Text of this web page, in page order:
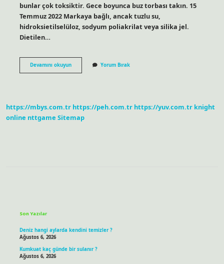
bunlar çok toksiktir. Gece boyunca buz torbası takın. 15
Temmuz 2022 Markaya bağlı, ancak tuzlu su,
hidroksietilselüloz, sodyum poliakrilat veya silika jel.
Dietilen…
Devamını okuyunBuz
Torbasının
Yorum Bırak
https://mbys.com.tr https://peh.com.tr https://yuv.com.tr knight
online nttgame Sitemap
Son Yazılar
Deniz hangi aylarda kendini temizler ?
Ağustos 6, 2026
Kumkuat kaç günde bir sulanır ?
Ağustos 6, 2026